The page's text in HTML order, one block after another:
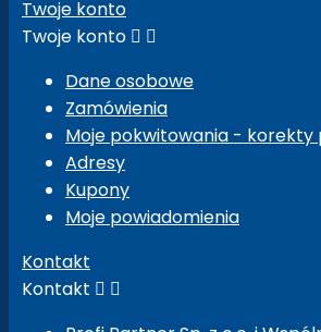
Twoje konto
Twoje konto  
Dane osobowe
Zamówienia
Moje pokwitowania - korekty
Adresy
Kupony
Moje powiadomienia
Kontakt
Kontakt  